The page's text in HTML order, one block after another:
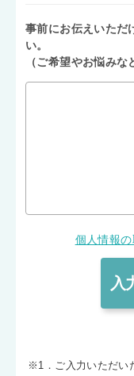
事前にお伝えいただ
い。
（ご希望やお悩みな
個人情報
※1．ご入力いただい